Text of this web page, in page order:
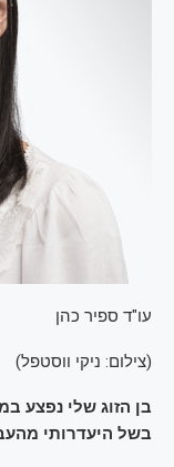
עו"ד ספיר כהן
(צילום: ניקי ווסטפל)
בן הזוג שלי נפצע
בשל היעדרותי